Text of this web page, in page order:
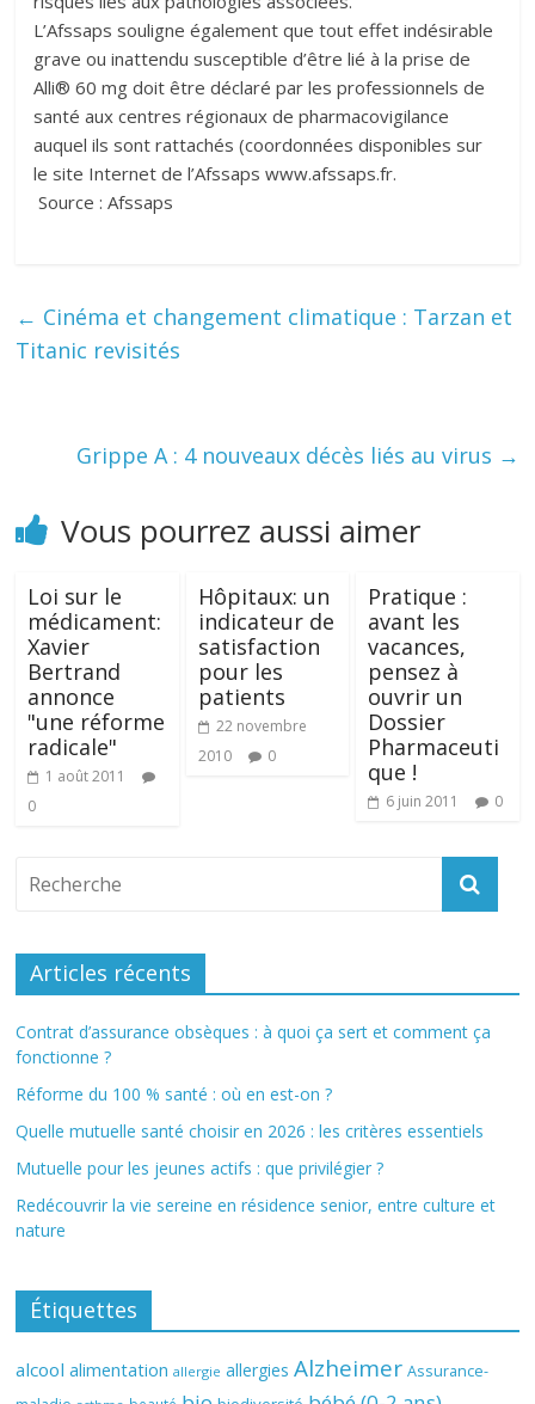
L’Afssaps souligne également que tout effet indésirable
grave ou inattendu susceptible d’être lié à la prise de
Alli® 60 mg doit être déclaré par les professionnels de
santé aux centres régionaux de pharmacovigilance
auquel ils sont rattachés (coordonnées disponibles sur
le site Internet de l’Afssaps www.afssaps.fr.
Source : Afssaps
← Cinéma et changement climatique : Tarzan et
Titanic revisités
Grippe A : 4 nouveaux décès liés au virus →
Vous pourrez aussi aimer
Loi sur le
médicament:
Xavier
Bertrand
annonce
"une réforme
radicale"
1 août 2011
0
Hôpitaux: un
indicateur de
satisfaction
pour les
patients
22 novembre
2010
0
Pratique :
avant les
vacances,
pensez à
ouvrir un
Dossier
Pharmaceuti
que !
6 juin 2011 0
Articles récents
Contrat d’assurance obsèques : à quoi ça sert et comment ça
fonctionne ?
Réforme du 100 % santé : où en est-on ?
Quelle mutuelle santé choisir en 2026 : les critères essentiels
Mutuelle pour les jeunes actifs : que privilégier ?
Redécouvrir la vie sereine en résidence senior, entre culture et
nature
Étiquettes
alcool alimentation allergie allergies Alzheimer Assurance-